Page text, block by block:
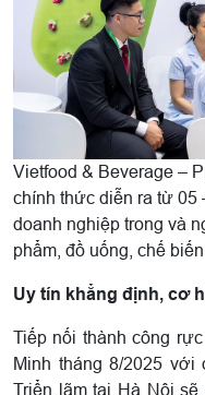
Vietfood & Beverage –
chính thức diễn ra từ 05
doanh nghiệp trong và
phẩm, đồ uống, chế
Uy tín khẳng định, cơ
Tiếp nối thành công
Minh tháng 8/2025
Triển lãm tại Hà Nội sẽ